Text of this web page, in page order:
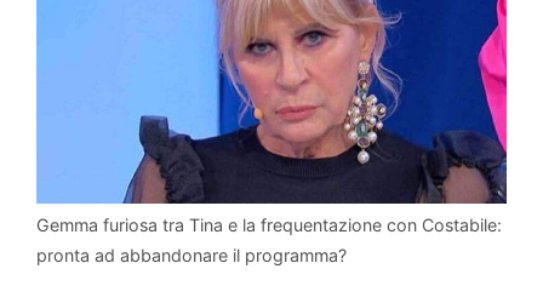
Gemma furiosa tra Tina e la frequentazione con Costabile:
pronta ad abbandonare il programma?